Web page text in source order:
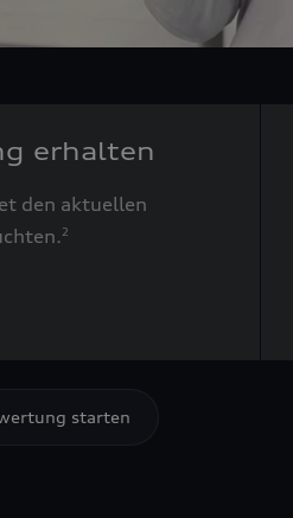
erhalten
den aktuellen
2
starten